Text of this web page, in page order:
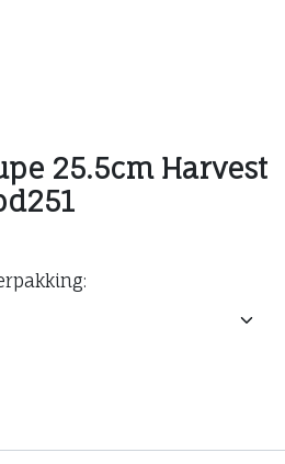
25.5cm Harvest